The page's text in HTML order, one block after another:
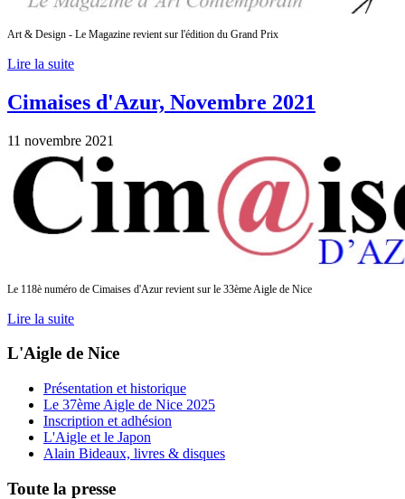
Art & Design - Le Magazine revient sur l'édition du Grand Prix
Lire la suite
Cimaises d'Azur, Novembre 2021
11 novembre 2021
Le 118è numéro de Cimaises d'Azur revient sur le 33ème Aigle de Nice
Lire la suite
L'Aigle de Nice
Présentation et historique
Le 37ème Aigle de Nice 2025
Inscription et adhésion
L'Aigle et le Japon
Alain Bideaux, livres & disques
Toute la presse